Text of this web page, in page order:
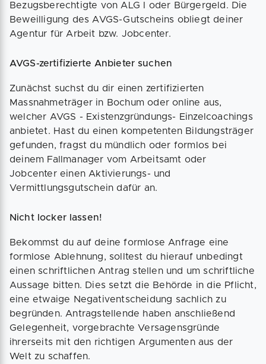
Bezugsberechtigte von ALG I oder Bürgergeld. Die
Beweilligung des AVGS-Gutscheins obliegt deiner
Agentur für Arbeit bzw. Jobcenter.
AVGS-zertifizierte Anbieter suchen
Zunächst suchst du dir einen zertifizierten
Massnahmeträger in Bochum oder online aus,
welcher AVGS - Existenzgründungs- Einzelcoachings
anbietet. Hast du einen kompetenten Bildungsträger
gefunden, fragst du mündlich oder formlos bei
deinem Fallmanager vom Arbeitsamt oder
Jobcenter einen Aktivierungs- und
Vermittlungsgutschein dafür an.
Nicht locker lassen!
Bekommst du auf deine formlose Anfrage eine
formlose Ablehnung, solltest du hierauf unbedingt
einen schriftlichen Antrag stellen und um schriftliche
Aussage bitten. Dies setzt die Behörde in die Pflicht,
eine etwaige Negativentscheidung sachlich zu
begründen. Antragstellende haben anschließend
Gelegenheit, vorgebrachte Versagensgründe
ihrerseits mit den richtigen Argumenten aus der
Welt zu schaffen.